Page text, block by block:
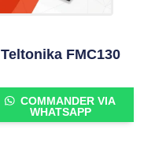
Teltonika FMC130
COMMANDER VIA
WHATSAPP